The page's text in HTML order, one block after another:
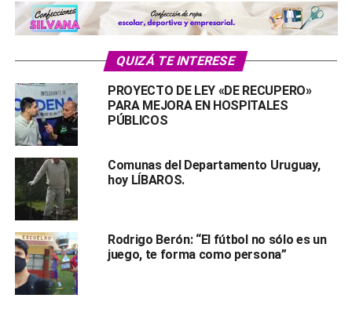
QUIZÁ TE INTERESE
PROYECTO DE LEY «DE RECUPERO»
PARA MEJORA EN HOSPITALES
PÚBLICOS
Comunas del Departamento Uruguay,
hoy LÍBAROS.
Rodrigo Berón: “El fútbol no sólo es un
juego, te forma como persona”